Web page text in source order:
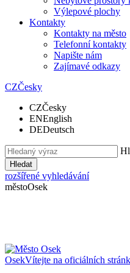
Výlepové plochy
Kontakty
Kontakty na město
Telefonní kontakty
Napište nám
Zajímavé odkazy
CZČesky
CZČesky
ENEnglish
DEDeutsch
Hledat
rozšířené vyhledávání
městoOsek
OsekVítejte na oficiálních